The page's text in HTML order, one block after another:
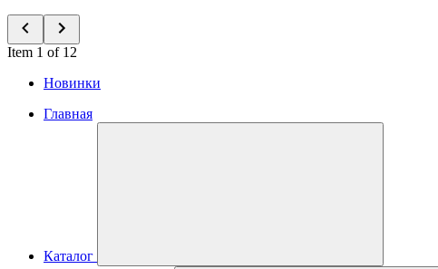
Item 1 of 12
Новинки
Главная
Каталог